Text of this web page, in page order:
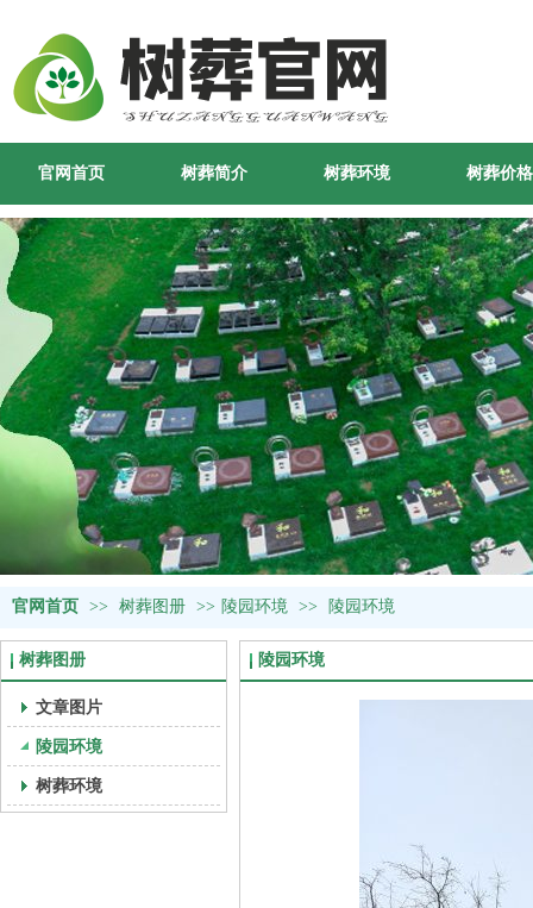
官网首页 树葬简介 树葬环境 树葬价格
官网首页 >> 树葬图册 >> 陵园环境 >> 陵园环境
树葬图册
文章图片
陵园环境
树葬环境
陵园环境